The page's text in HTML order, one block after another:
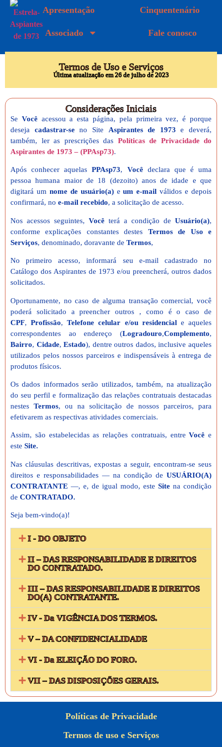
Apresentação Cinquentenário
Associado Fale conosco
Termos de Uso e Serviços
Última atualização em 26 de julho de 2023
Considerações Iniciais
Se Vocêacessou a esta página, pela primeira vez, é porque
deseja cadastrar-seno Site Aspirantes de 1973 e deverá,
também, ler as prescrições das Políticas de Privacidade do
Aspirantes de 1973 – (PPAsp73).
Após conhecer aquelasPPAsp73, Vocêdeclara que é uma
pessoa humana maior de 18 (dezoito) anos de idade e que
digitará um nome de usuário(a)eum e-mail válidos e depois
confirmará, no e-mail recebido, a solicitação de acesso.
Nos acessos seguintes, Você terá a condição de Usuário(a),
conforme explicações constantes destes Termos de Uso e
Serviços, denominado, doravante de Termos,
No primeiro acesso, informará seu e-mail cadastrado no
Catálogo dos Aspirantes de 1973 e/ou preencherá, outros dados
solicitados.
Oportunamente, no caso de alguma transação comercial, você
poderá solicitado a preencher outros , como é o caso de
CPF,Profissão,Telefone celular e/ou residenciale aqueles
correspondentes ao endereço (Logradouro,Complemento,
Bairro, Cidade,Estado), dentre outros dados, inclusive aqueles
utilizados pelos nossos parceiros e indispensáveis à entrega de
produtos físicos.
Os dados informados serão utilizados, também, na atualização
do seu perfil e formalização das relações contratuais destacadas
nestes Termos, ou na solicitação de nossos parceiros, para
efetivarem as respectivas atividades comerciais.
Assim, são estabelecidas as relações contratuais, entreVocê e
este Site.
Nas cláusulas descritivas, expostas a seguir, encontram-se seus
direitos e responsabilidades — na condição de USUÁRIO(A)
CONTRATANTE —, e, de igual modo, este Site na condição
de CONTRATADO.
Seja bem-vindo(a)!
I - DO OBJETO
II – DAS RESPONSABILIDADE E DIREITOS
DO CONTRATADO.
III – DAS RESPONSABILIDADE E DIREITOS
DO(A) CONTRATANTE.
IV - Da VIGÊNCIA DOS TERMOS.
V – DA CONFIDENCIALIDADE
VI - Da ELEIÇÃO DO FORO.
VII – DAS DISPOSIÇÕES GERAIS.
Políticas de Privacidade
Termos de uso e Serviços